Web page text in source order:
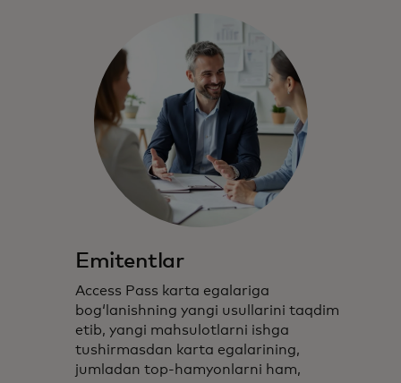
Emitentlar
Access Pass karta egalariga
bogʻlanishning yangi usullarini taqdim
etib, yangi mahsulotlarni ishga
tushirmasdan karta egalarining,
jumladan top-hamyonlarni ham,